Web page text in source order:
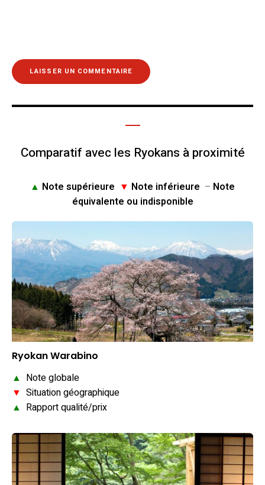
Comparatif avec les Ryokans à proximité
▲ Note supérieure ▼ Note inférieure – Note
équivalente ou indisponible
Ryokan Warabino
▲ Note globale
▼ Situation géographique
▲ Rapport qualité/prix